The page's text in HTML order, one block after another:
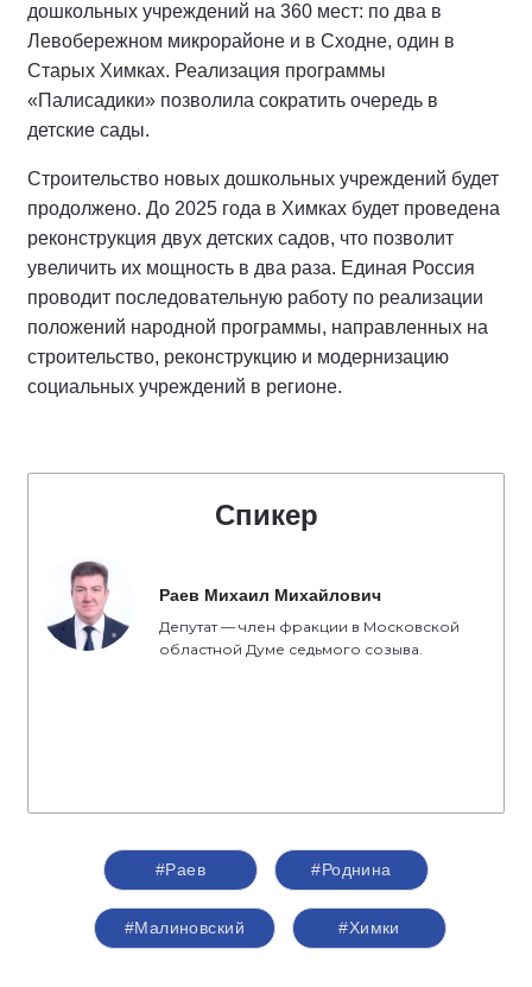
дошкольных учреждений на 360 мест: по два в
Левобережном микрорайоне и в Сходне, один в
Старых Химках. Реализация программы
«Палисадики» позволила сократить очередь в
детские сады.
Строительство новых дошкольных учреждений будет
продолжено. До 2025 года в Химках будет проведена
реконструкция двух детских садов, что позволит
увеличить их мощность в два раза. Единая Россия
проводит последовательную работу по реализации
положений народной программы, направленных на
строительство, реконструкцию и модернизацию
социальных учреждений в регионе.
Спикер
Раев Михаил Михайлович
Депутат — член фракции в Московской
областной Думе седьмого созыва.
#Раев #Роднина
#Малиновский #Химки